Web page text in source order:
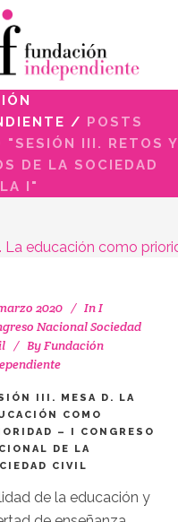
/ POSTS
"SESIÓN III. RETOS Y
DE LA SOCIEDAD
I"
2020 InI
Nacional Sociedad
ByFundación
III. MESA D. LA
COMO
– I CONGRESO
DE LA
CIVIL
de la educación y